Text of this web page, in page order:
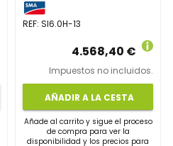
REF:SI6.0H-13
4.568,40 €
Impuestos no incluidos.
AÑADIR A LA CESTA
Añade al carrito y sigue el proceso
de compra para ver la
disponibilidad y los precios para